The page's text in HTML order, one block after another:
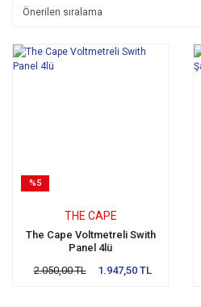
%5
THE CAPE
The Cape Voltmetreli Swith
Panel 4lü
2.050,00 TL
1.947,50 TL